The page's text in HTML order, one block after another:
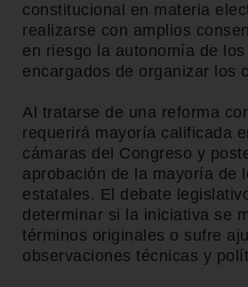
constitucional en materia
realizarse con amplios
en riesgo la autonomía de los
encargados de organizar los
Al tratarse de una reforma
requerirá mayoría calificada
cámaras del Congreso y
aprobación de la mayoría de
estatales. El debate
determinar si la iniciativa se
términos originales o sufre
observaciones técnicas y